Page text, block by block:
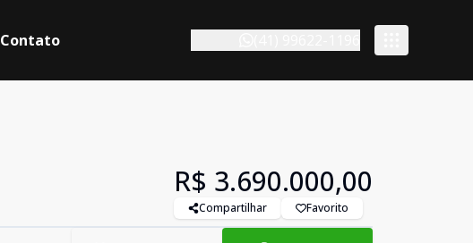
Contato
R$ 3.690.000,00
Compartilhar Favorito